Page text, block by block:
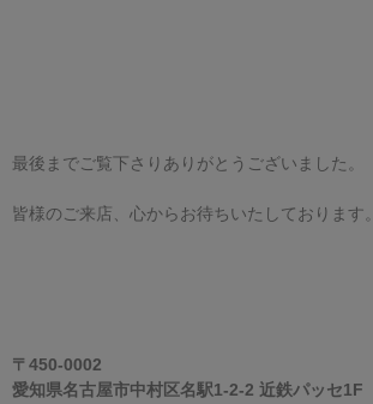
最後までご覧下さりありがとうございました。
皆様のご来店、心からお待ちいたしております。
〒450-0002
愛知県名古屋市中村区名駅1-2-2 近鉄パッセ1F